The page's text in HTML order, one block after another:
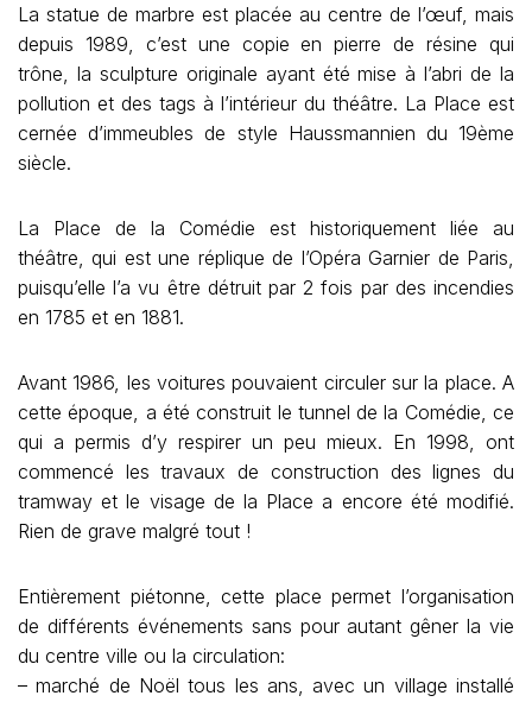
La statue de marbre est placée au centre de l’œuf, mais
depuis 1989, c’est une copie en pierre de résine qui
trône, la sculpture originale ayant été mise à l’abri de la
pollution et des tags à l’intérieur du théâtre. La Place est
cernée d’immeubles de style Haussmannien du 19ème
siècle.
La Place de la Comédie est historiquement liée au
théâtre, qui est une réplique de l’Opéra Garnier de Paris,
puisqu’elle l’a vu être détruit par 2 fois par des incendies
en 1785 et en 1881.
Avant 1986, les voitures pouvaient circuler sur la place. A
cette époque, a été construit le tunnel de la Comédie, ce
qui a permis d’y respirer un peu mieux. En 1998, ont
commencé les travaux de construction des lignes du
tramway et le visage de la Place a encore été modifié.
Rien de grave malgré tout !
Entièrement piétonne, cette place permet l’organisation
de différents événements sans pour autant gêner la vie
du centre ville ou la circulation:
– marché de Noël tous les ans, avec un village installé